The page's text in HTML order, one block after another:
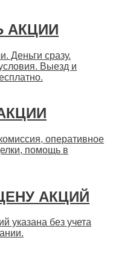
АКЦИИ
Деньги сразу.
Выезд и
оперативное
помощь в
АКЦИЙ
указана без учета